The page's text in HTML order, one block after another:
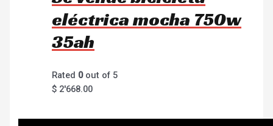
eléctrica mocha 750w
35ah
Rated 0out of 5
$ 2'668.00